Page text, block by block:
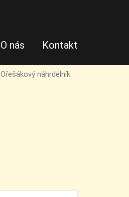
O nás Kontakt
Ořešákový náhrdelník